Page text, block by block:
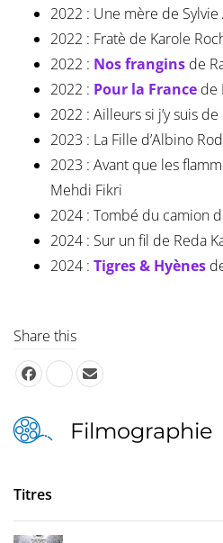
2022 : Une mère de
2022 : Fratè de Karole
2022 : Nos franginsde
2022 : Pour la Francede
2022 : Ailleurs si j’y suis
2023 : La Fille d’Albino
2023 : Avant que les
Mehdi Fikri
2024 : Tombé du camion
2024 : Sur un fil de Reda
2024 : Tigres & Hyènes
Share this
Filmographie
Titres